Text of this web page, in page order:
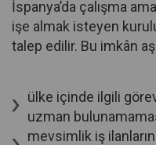
İspanya’da çalışma
işe almak isteyen
talep edilir. Bu imkân
ülke içinde ilgili
uzman
mevsimlik iş